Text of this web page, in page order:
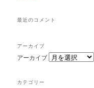
最近のコメント
アーカイブ
アーカイブ
カテゴリー